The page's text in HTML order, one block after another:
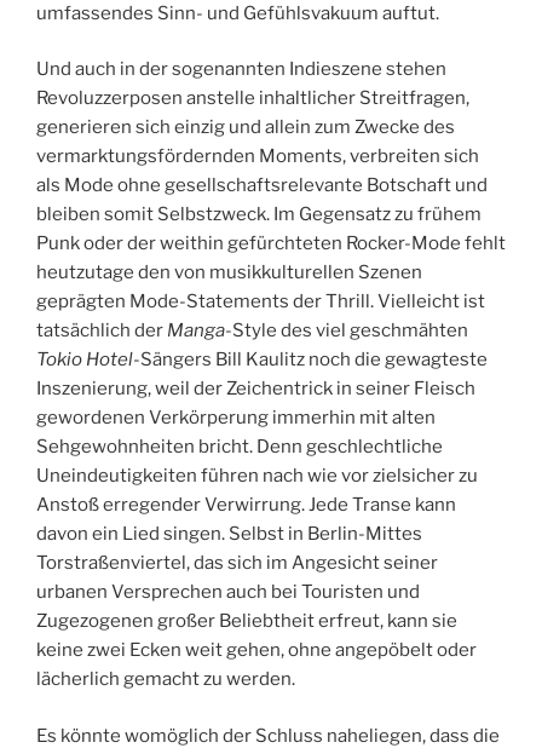
umfassendes Sinn- und Gefühlsvakuum auftut.
Und auch in der sogenannten Indieszene stehen
Revoluzzerposen anstelle inhaltlicher Streitfragen,
generieren sich einzig und allein zum Zwecke des
vermarktungsfördernden Moments, verbreiten sich
als Mode ohne gesellschaftsrelevante Botschaft und
bleiben somit Selbstzweck. Im Gegensatz zu frühem
Punk oder der weithin gefürchteten Rocker-Mode fehlt
heutzutage den von musikkulturellen Szenen
geprägten Mode-Statements der Thrill. Vielleicht ist
tatsächlich der Manga-Style des viel geschmähten
Tokio Hotel-Sängers Bill Kaulitz noch die gewagteste
Inszenierung, weil der Zeichentrick in seiner Fleisch
gewordenen Verkörperung immerhin mit alten
Sehgewohnheiten bricht. Denn geschlechtliche
Uneindeutigkeiten führen nach wie vor zielsicher zu
Anstoß erregender Verwirrung. Jede Transe kann
davon ein Lied singen. Selbst in Berlin-Mittes
Torstraßenviertel, das sich im Angesicht seiner
urbanen Versprechen auch bei Touristen und
Zugezogenen großer Beliebtheit erfreut, kann sie
keine zwei Ecken weit gehen, ohne angepöbelt oder
lächerlich gemacht zu werden.
Es könnte womöglich der Schluss naheliegen, dass die